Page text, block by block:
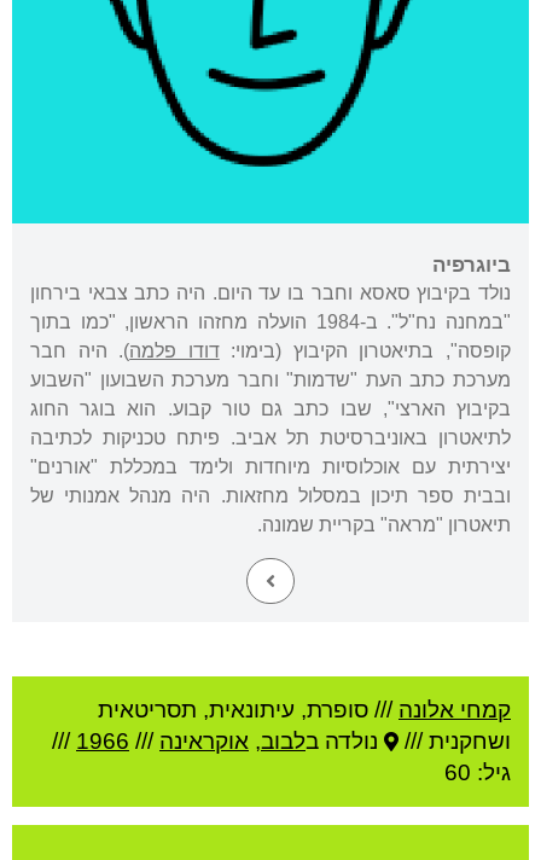
ביוגרפיה
נולד בקיבוץ סאסא וחבר בו עד היום. היה כתב צבאי בירחון
"במחנה נח"ל". ב-1984 הועלה מחזהו הראשון, "כמו בתוך
קופסה", בתיאטרון הקיבוץ (בימוי:דודו פלמה). היה חבר
מערכת כתב העת "שדמות" וחבר מערכת השבועון "השבוע
בקיבוץ הארצי", שבו כתב גם טור קבוע. הוא בוגר החוג
לתיאטרון באוניברסיטת תל אביב. פיתח טכניקות לכתיבה
יצירתית עם אוכלוסיות מיוחדות ולימד במכללת "אורנים"
ובבית ספר תיכון במסלול מחזאות. היה מנהל אמנותי של
תיאטרון "מראה" בקריית שמונה.
קמחי אלונה /// סופרת, עיתונאית, תסריטאית
ושחקנית ///
נולדה בלבוב, אוקראינה ///
1966
///
גיל: 60